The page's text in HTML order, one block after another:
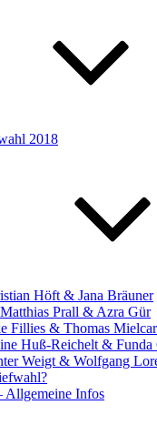
2018
Höft & Jana Bräuner
Prall & Azra Gür
Fillies & Thomas
Huß-Reichelt & Funda
Weigt & Wolfgang
Allgemeine Infos